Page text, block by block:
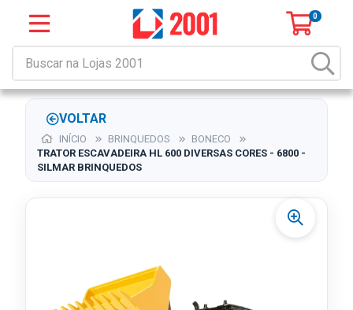
0
VOLTAR
INÍCIO BRINQUEDOS
BONECO
TRATOR ESCAVADEIRA HL 600 DIVERSAS CORES - 6800 -
SILMAR BRINQUEDOS